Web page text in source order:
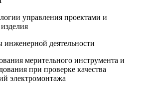
управления проектами и
деятельности
мерительного инструмента и
при проверке качества
электромонтажа